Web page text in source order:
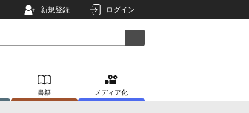
新規登録 ログイン
書籍 メディア化